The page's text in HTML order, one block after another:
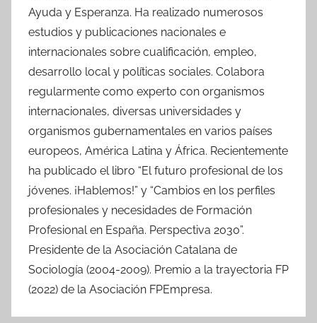
Ayuda y Esperanza. Ha realizado numerosos
estudios y publicaciones nacionales e
internacionales sobre cualificación, empleo,
desarrollo local y políticas sociales. Colabora
regularmente como experto con organismos
internacionales, diversas universidades y
organismos gubernamentales en varios países
europeos, América Latina y África. Recientemente
ha publicado el libro “El futuro profesional de los
jóvenes. ¡Hablemos!” y “Cambios en los perfiles
profesionales y necesidades de Formación
Profesional en España. Perspectiva 2030”.
Presidente de la Asociación Catalana de
Sociología (2004-2009). Premio a la trayectoria FP
(2022) de la Asociación FPEmpresa.